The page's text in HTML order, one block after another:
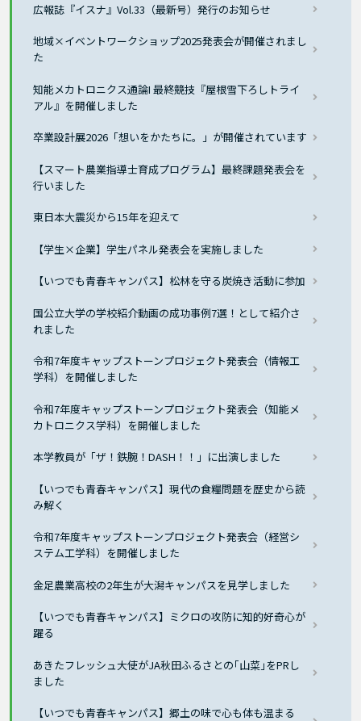
広報誌『イスナ』Vol.33（最新号）発行のお知らせ
地域×イベントワークショップ2025発表会が開催されまし
た
知能メカトロニクス通論I 最終競技『屋根雪下ろしトライ
アル』を開催しました
卒業設計展2026「想いをかたちに。」が開催されています
【スマート農業指導士育成プログラム】最終課題発表会を
行いました
東日本大震災から15年を迎えて
【学生×企業】学生パネル発表会を実施しました
【いつでも青春キャンパス】松林を守る炭焼き活動に参加
国公立大学の学校紹介動画の成功事例7選！として紹介さ
れました
令和7年度キャップストーンプロジェクト発表会（情報工
学科）を開催しました
令和7年度キャップストーンプロジェクト発表会（知能メ
カトロニクス学科）を開催しました
本学教員が「ザ！鉄腕！DASH！！」に出演しました
【いつでも青春キャンパス】現代の食糧問題を歴史から読
み解く
令和7年度キャップストーンプロジェクト発表会（経営シ
ステム工学科）を開催しました
金足農業高校の2年生が大潟キャンパスを見学しました
【いつでも青春キャンパス】ミクロの攻防に知的好奇心が
躍る
あきたフレッシュ大使がJA秋田ふるさとの｢山菜｣をPRし
ました
【いつでも青春キャンパス】郷土の味で心も体も温まる